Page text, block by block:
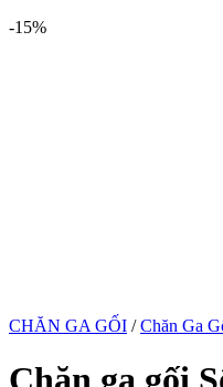
-15%
CHĂN GA GỐI / Chăn Ga